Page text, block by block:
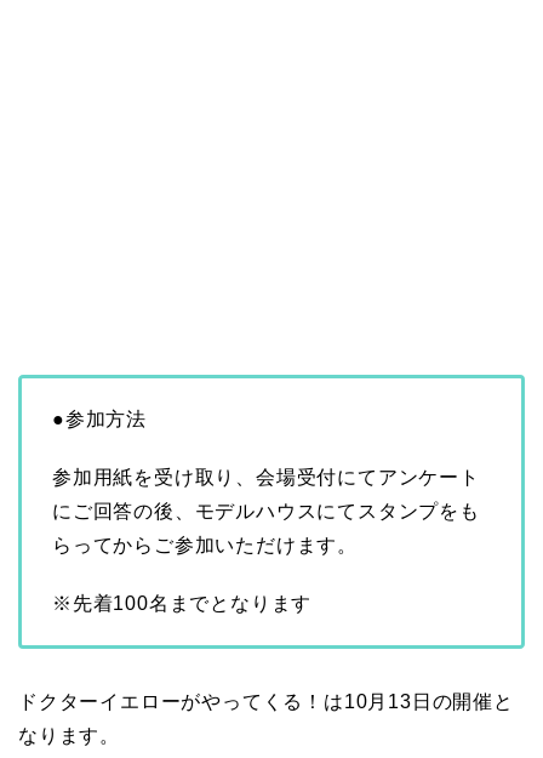
●参加方法
参加用紙を受け取り、会場受付にてアンケート
にご回答の後、モデルハウスにてスタンプをも
らってからご参加いただけます。
※先着100名までとなります
ドクターイエローがやってくる！は10月13日の開催と
なります。